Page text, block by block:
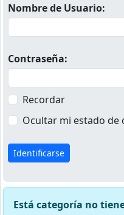
Nombre de Usuario:
Contraseña:
Recordar
Ocultar mi estado de
Está categoría no